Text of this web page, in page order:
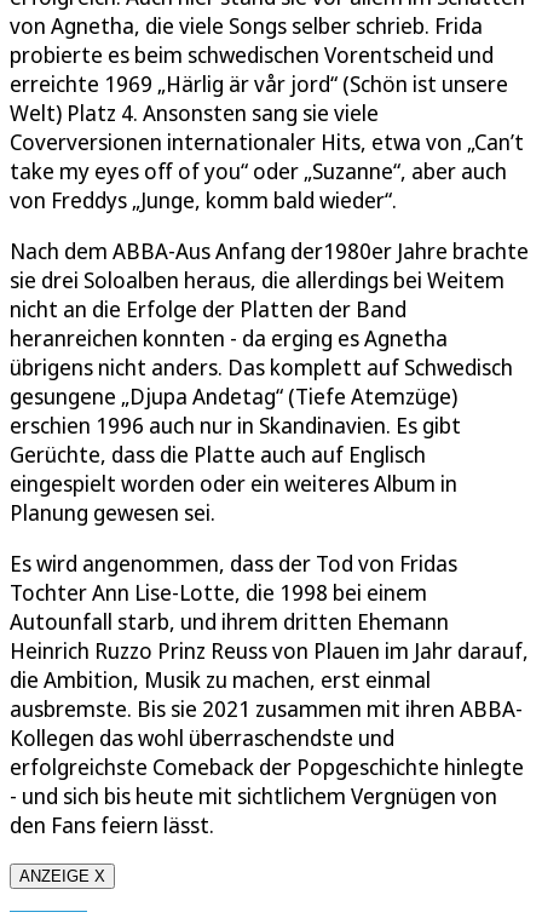
von Agnetha, die viele Songs selber schrieb. Frida
probierte es beim schwedischen Vorentscheid und
erreichte 1969 „Härlig är vår jord“ (Schön ist unsere
Welt) Platz 4. Ansonsten sang sie viele
Coverversionen internationaler Hits, etwa von „Can’t
take my eyes off of you“ oder „Suzanne“, aber auch
von Freddys „Junge, komm bald wieder“.
Nach dem ABBA-Aus Anfang der1980er Jahre brachte
sie drei Soloalben heraus, die allerdings bei Weitem
nicht an die Erfolge der Platten der Band
heranreichen konnten - da erging es Agnetha
übrigens nicht anders. Das komplett auf Schwedisch
gesungene „Djupa Andetag“ (Tiefe Atemzüge)
erschien 1996 auch nur in Skandinavien. Es gibt
Gerüchte, dass die Platte auch auf Englisch
eingespielt worden oder ein weiteres Album in
Planung gewesen sei.
Es wird angenommen, dass der Tod von Fridas
Tochter Ann Lise-Lotte, die 1998 bei einem
Autounfall starb, und ihrem dritten Ehemann
Heinrich Ruzzo Prinz Reuss von Plauen im Jahr darauf,
die Ambition, Musik zu machen, erst einmal
ausbremste. Bis sie 2021 zusammen mit ihren ABBA-
Kollegen das wohl überraschendste und
erfolgreichste Comeback der Popgeschichte hinlegte
- und sich bis heute mit sichtlichem Vergnügen von
den Fans feiern lässt.
ANZEIGE X